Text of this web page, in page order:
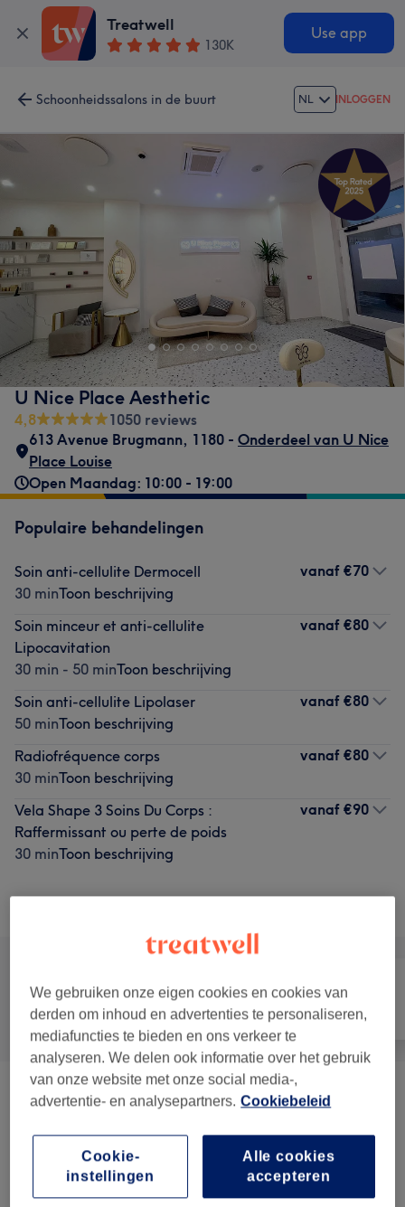
Treatwell
130K
Use app
Schoonheidssalons in de buurt NL INLOGGEN
U Nice Place Aesthetic
4,8
1050 reviews
613 Avenue Brugmann, 1180 - Onderdeel van U Nice
Place Louise
Open Maandag: 10:00 - 19:00
Populaire behandelingen
Soin anti-cellulite Dermocell
30 minToon beschrijving
vanaf €70
Soin minceur et anti-cellulite
Lipocavitation
30 min - 50 minToon beschrijving
vanaf €80
Soin anti-cellulite Lipolaser
50 minToon beschrijving
vanaf €80
Radiofréquence corps
30 minToon beschrijving
vanaf €80
Vela Shape 3 Soins Du Corps :
Raffermissant ou perte de poids
30 minToon beschrijving
vanaf €90
Alle Nagels Ontharen
Beauté Du Regard (7) vanaf €15
Épilation À La Cire - Femme
Graisse, Perte De Poids Et Traitement
vanaf €70
We gebruiken onze eigen cookies en cookies van
derden om inhoud en advertenties te personaliseren,
mediafuncties te bieden en ons verkeer te
analyseren. We delen ook informatie over het gebruik
van onze website met onze social media-,
advertentie- en analysepartners. Cookiebeleid
Alle cookies
accepteren
Cookie-
instellingen